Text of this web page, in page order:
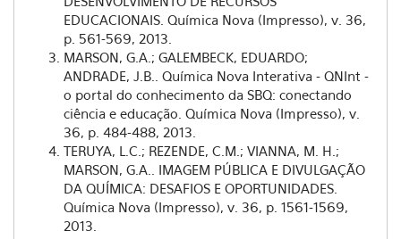
EDUCACIONAIS. Química Nova (Impresso), v. 36,
p. 561-569, 2013.
MARSON, G.A.; GALEMBECK, EDUARDO;
ANDRADE, J.B.. Química Nova Interativa - QNInt -
o portal do conhecimento da SBQ: conectando
ciência e educação. Química Nova (Impresso), v.
36, p. 484-488, 2013.
TERUYA, L.C.; REZENDE, C.M.; VIANNA, M. H.;
MARSON, G.A.. IMAGEM PÚBLICA E DIVULGAÇÃO
DA QUÍMICA: DESAFIOS E OPORTUNIDADES.
Química Nova (Impresso), v. 36, p. 1561-1569,
2013.